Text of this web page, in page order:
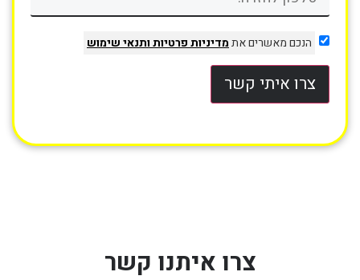
הנכם מאשרים אתמדיניות פרטיותותנאי שימוש
צרו איתי קשר
צרו איתנו קשר